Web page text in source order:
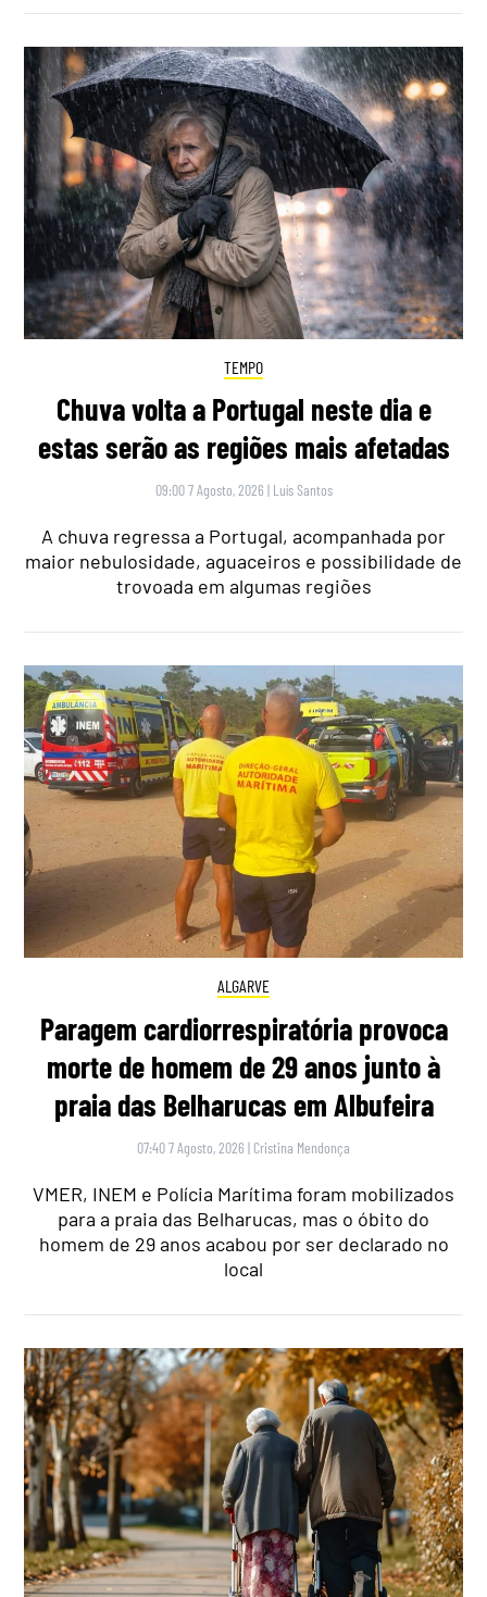
TEMPO
Chuva volta a Portugal neste dia e
estas serão as regiões mais afetadas
09:00 7 Agosto, 2026 | Luís Santos
A chuva regressa a Portugal, acompanhada por
maior nebulosidade, aguaceiros e possibilidade de
trovoada em algumas regiões
ALGARVE
Paragem cardiorrespiratória provoca
morte de homem de 29 anos junto à
praia das Belharucas em Albufeira
07:40 7 Agosto, 2026 | Cristina Mendonça
VMER, INEM e Polícia Marítima foram mobilizados
para a praia das Belharucas, mas o óbito do
homem de 29 anos acabou por ser declarado no
local